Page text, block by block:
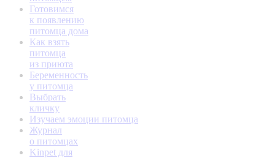
Готовимся
к появлению
питомца дома
Как взять
питомца
из приюта
Беременность
у питомца
Выбрать
кличку
Изучаем эмоции питомца
Журнал
о питомцах
Kinpet для